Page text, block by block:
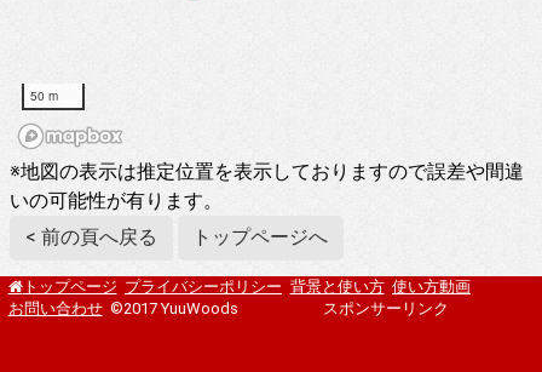
50 m
※地図の表示は推定位置を表示しておりますので誤差や間違
いの可能性が有ります。
< 前の頁へ戻る
トップページへ
トップページ プライバシーポリシー 背景と使い方 使い方動画
お問い合わせ ©2017 YuuWoods スポンサーリンク